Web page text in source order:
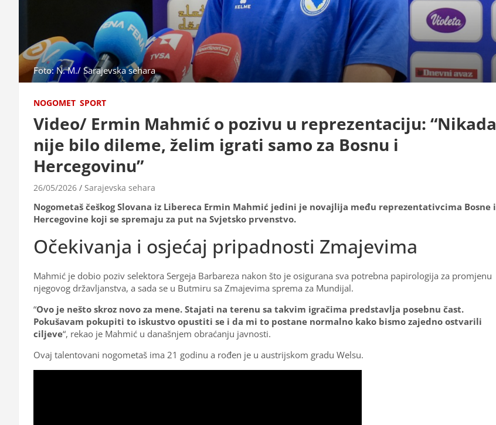
Foto: N. M./ Sarajevska sehara
NOGOMET SPORT
Video/ Ermin Mahmić o pozivu u reprezentaciju: “Nikada
nije bilo dileme, želim igrati samo za Bosnu i
Hercegovinu”
26/05/2026 Sarajevska sehara
Nogometaš češkog Slovana iz Libereca Ermin Mahmić jedini je novajlija među reprezentativcima Bosne i
Hercegovine koji se spremaju za put na Svjetsko prvenstvo.
Očekivanja i osjećaj pripadnosti Zmajevima
Mahmić je dobio poziv selektora Sergeja Barbareza nakon što je osigurana sva potrebna papirologija za promjenu
njegovog državljanstva, a sada se u Butmiru sa Zmajevima sprema za Mundijal.
“Ovo je nešto skroz novo za mene. Stajati na terenu sa takvim igračima predstavlja posebnu čast.
Pokušavam pokupiti to iskustvo opustiti se i da mi to postane normalno kako bismo zajedno ostvarili
ciljeve“, rekao je Mahmić u današnjem obraćanju javnosti.
Ovaj talentovani nogometaš ima 21 godinu a rođen je u austrijskom gradu Welsu.